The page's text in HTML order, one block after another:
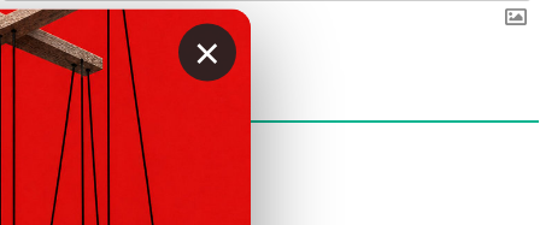
КОММЕНТАРИИ
×